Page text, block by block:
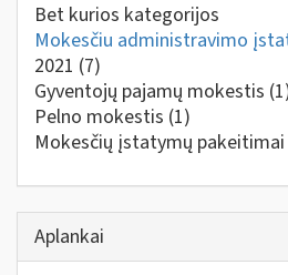
Bet kurios kategorijos
Mokesčiu administravimo
2021 (7)
Gyventojų pajamų mokestis
Pelno mokestis (1)
Mokesčių įstatymų
Aplankai